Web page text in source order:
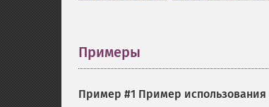
Примеры
Пример #1 Пример использования